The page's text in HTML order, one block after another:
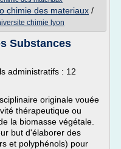
chimie des materiaux /
chimie lyon
Substances
administratifs : 12
originale vouée
thérapeutique ou
la biomasse végétale.
but d'élaborer des
et polyphénols) pour